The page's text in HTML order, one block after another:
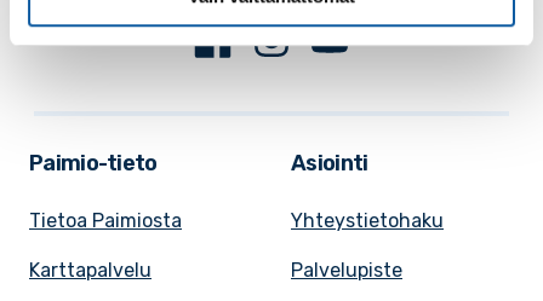
FacebookInstagramYoutube
Paimio-tieto
Tietoa Paimiosta
Karttapalvelu
Asiointi
Yhteystietohaku
Palvelupiste